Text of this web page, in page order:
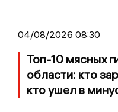
04/08/2026 08:30
Топ-10 мясных
области: кто
кто ушел в